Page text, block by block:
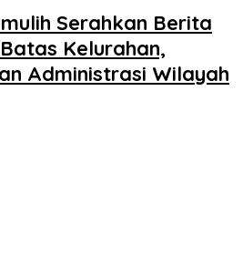
Serahkan Berita
Kelurahan,
Administrasi Wilayah